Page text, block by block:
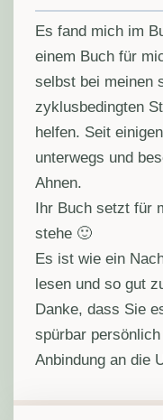
Es fand mich im
einem Buch für
selbst bei meinen
zyklusbedingten
helfen. Seit
unterwegs und
Ahnen.
Ihr Buch setzt für
stehe 🙂
Es ist wie ein
lesen und so gut
Danke, dass Sie
spürbar
Anbindung an die